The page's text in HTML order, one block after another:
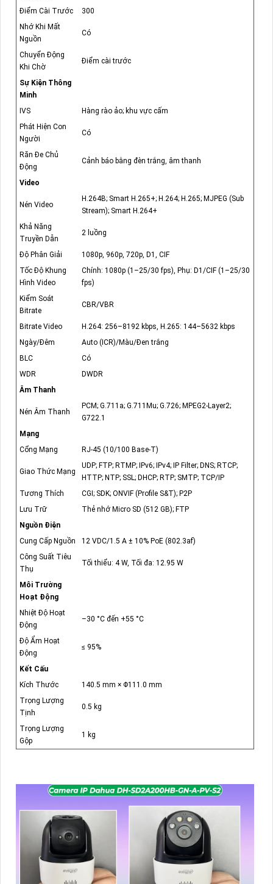
Điểm Cài Trước
300
Nhớ Khi Mất
Nguồn
Có
Chuyển Động
Khi Chờ
Điểm cài trước
Sự Kiện Thông
Minh
IVS
Hàng rào ảo; khu vực cấm
Phát Hiện Con
Người
Có
Răn Đe Chủ
Động
Cảnh báo bằng đèn trắng, âm thanh
Video
Nén Video
H.264B; Smart H.265+; H.264; H.265; MJPEG (Sub
Stream); Smart H.264+
Khả Năng
Truyền Dẫn
2 luồng
Độ Phân Giải
1080p, 960p, 720p, D1, CIF
Tốc Độ Khung
Hình Video
Chính: 1080p (1–25/30 fps), Phụ: D1/CIF (1–25/30
fps)
Kiểm Soát
Bitrate
CBR/VBR
Bitrate Video
H.264: 256–8192 kbps, H.265: 144–5632 kbps
Ngày/Đêm
Auto (ICR)/Màu/Đen trắng
BLC
Có
WDR
DWDR
Âm Thanh
Nén Âm Thanh
PCM; G.711a; G.711Mu; G.726; MPEG2-Layer2;
G722.1
Mạng
Cổng Mạng
RJ-45 (10/100 Base-T)
Giao Thức Mạng
UDP; FTP; RTMP; IPv6; IPv4; IP Filter; DNS; RTCP;
HTTP; NTP; SSL; DHCP; RTP; SMTP; TCP/IP
Tương Thích
CGI; SDK; ONVIF (Profile S&T); P2P
Lưu Trữ
Thẻ nhớ Micro SD (512 GB); FTP
Nguồn Điện
Cung Cấp Nguồn
12 VDC/1.5 A ± 10% PoE (802.3af)
Công Suất Tiêu
Thụ
Tối thiểu: 4 W, Tối đa: 12.95 W
Môi Trường
Hoạt Động
Nhiệt Độ Hoạt
Động
–30 °C đến +55 °C
Độ Ẩm Hoạt
Động
≤ 95%
Kết Cấu
Kích Thước
140.5 mm × Φ111.0 mm
Trọng Lượng
Tịnh
0.5 kg
Trọng Lượng
Gộp
1 kg